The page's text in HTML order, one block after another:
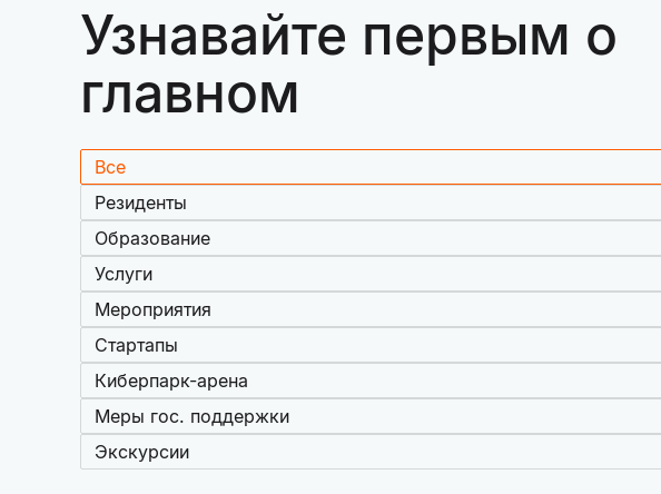
Узнавайте первым о
главном
Все
Резиденты
Образование
Услуги
Мероприятия
Стартапы
Киберпарк-арена
Меры гос. поддержки
Экскурсии